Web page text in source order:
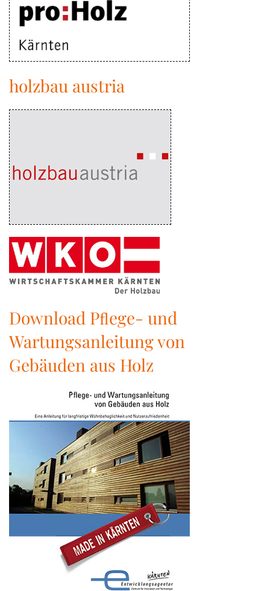
holzbau austria
Download Pﬂege- und
Wartungsanleitung von
Gebäuden aus Holz